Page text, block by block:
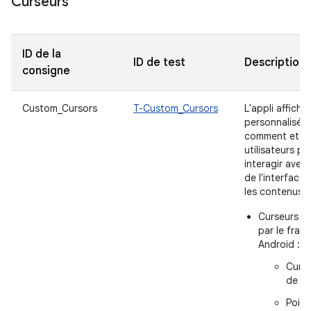
ID de la
consigne
ID de test Description
Custom_Cursors T-Custom_Cursors
L'appli affiche
comment et
utilisateurs
interagir avec
de l'interface
les contenus.
Curseurs
par le
Android :
de I